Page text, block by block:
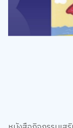
สั่งซื้อ ก๊วนเพื่อน